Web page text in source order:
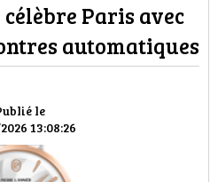
le
13:08:26
Paris avec
automatiques